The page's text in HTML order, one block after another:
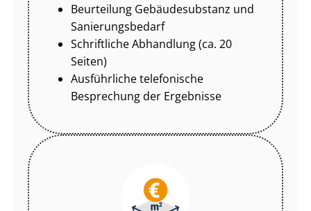
Beurteilung Gebäudesubstanz und
Sa­nie­rungs­be­darf
Schriftliche Abhandlung (ca. 20
Seiten)
Ausführliche telefonische
Besprechung der Ergebnisse